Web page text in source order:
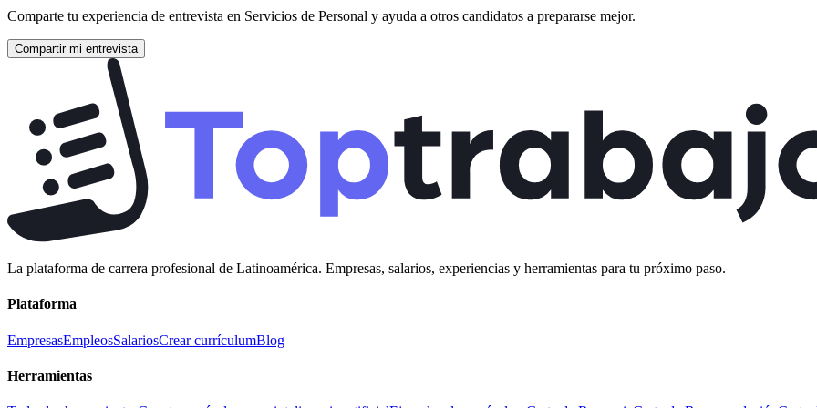
Comparte tu experiencia de entrevista en Servicios de Personal y ayuda a otros candidatos a prepararse mejor.
Compartir mi entrevista
La plataforma de carrera profesional de Latinoamérica. Empresas, salarios, experiencias y herramientas para tu próximo paso.
Plataforma
EmpresasEmpleosSalariosCrear currículumBlog
Herramientas